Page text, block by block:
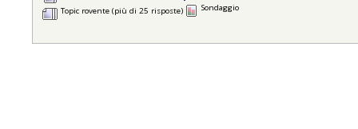
Topic rovente (più di 25 risposte)
Sondaggio